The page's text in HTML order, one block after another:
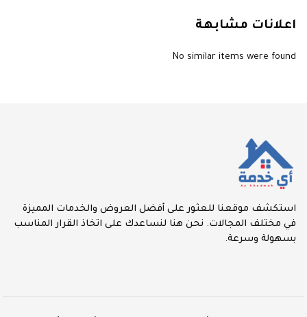
اعلانات مشابهة
No similar items were found
استكشف موقعنا للعثور على أفضل العروض والخدمات المميزة
في مختلف المجالات. نحن هنا لنساعدك على اتخاذ القرار المناسب
بسهولة وسرعة.